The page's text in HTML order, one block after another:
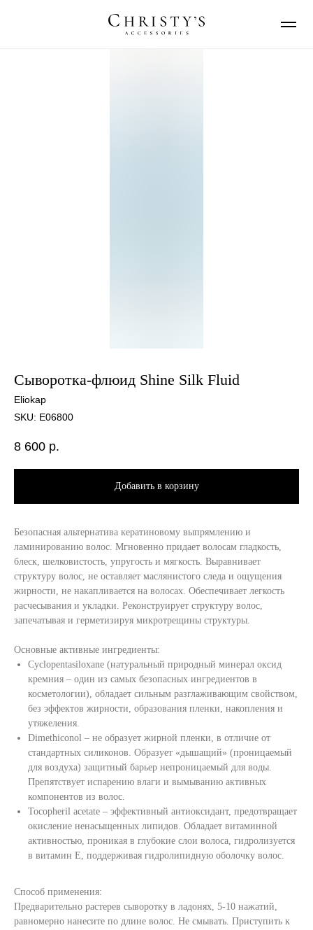
Сыворотка-флюид Shine Silk Fluid
Eliokap
SKU: E06800
8 600 р.
Добавить в корзину
Безопасная альтернатива кератиновому выпрямлению и
ламинированию волос. Мгновенно придает волосам гладкость,
блеск, шелковистость, упругость и мягкость. Выравнивает
структуру волос, не оставляет маслянистого следа и ощущения
жирности, не накапливается на волосах. Обеспечивает легкость
расчесывания и укладки. Реконструирует структуру волос,
запечатывая и герметизируя микротрещины структуры.
Основные активные ингредиенты:
Cyclopentasiloxane (натуральный природный минерал оксид
кремния – один из самых безопасных ингредиентов в
косметологии), обладает сильным разглаживающим свойством,
без эффектов жирности, образования пленки, накопления и
утяжеления.
Dimethiconol – не образует жирной пленки, в отличие от
стандартных силиконов. Образует «дышащий» (проницаемый
для воздуха) защитный барьер непроницаемый для воды.
Препятствует испарению влаги и вымыванию активных
компонентов из волос.
Tocopheril acetate – эффективный антиоксидант, предотвращает
окисление ненасыщенных липидов. Обладает витаминной
активностью, проникая в глубокие слои волоса, гидролизуется
в витамин Е, поддерживая гидролипидную оболочку волос.
Способ применения:
Предварительно растерев сыворотку в ладонях, 5-10 нажатий,
равномерно нанесите по длине волос. Не смывать. Приступить к